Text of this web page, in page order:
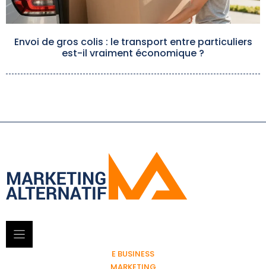
Envoi de gros colis : le transport entre particuliers
est-il vraiment économique ?
E BUSINESS